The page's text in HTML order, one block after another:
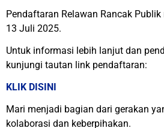
Pendaftaran Relawan Rancak
13 Juli 2025.
Untuk informasi lebih lanjut dan
kunjungi tautan link pendaftaran:
KLIK DISINI
Mari menjadi bagian dari gerakan
kolaborasi dan keberpihakan.